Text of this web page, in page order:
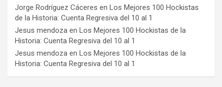
Jorge Rodríguez Cáceres en Los Mejores 100 Hockistas
de la Historia: Cuenta Regresiva del 10 al 1
Jesus mendoza en Los Mejores 100 Hockistas de la
Historia: Cuenta Regresiva del 10 al 1
Jesus mendoza en Los Mejores 100 Hockistas de la
Historia: Cuenta Regresiva del 10 al 1